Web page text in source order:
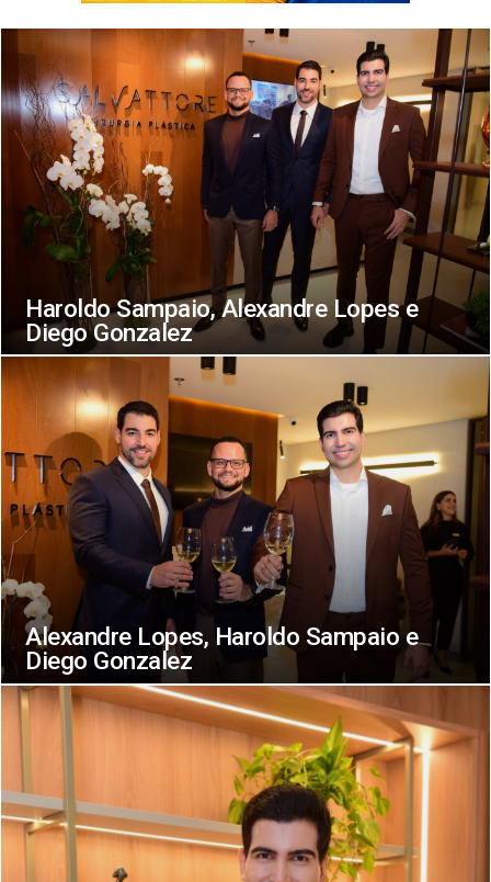
Haroldo Sampaio, Alexandre Lopes e
Diego Gonzalez
Alexandre Lopes, Haroldo Sampaio e
Diego Gonzalez